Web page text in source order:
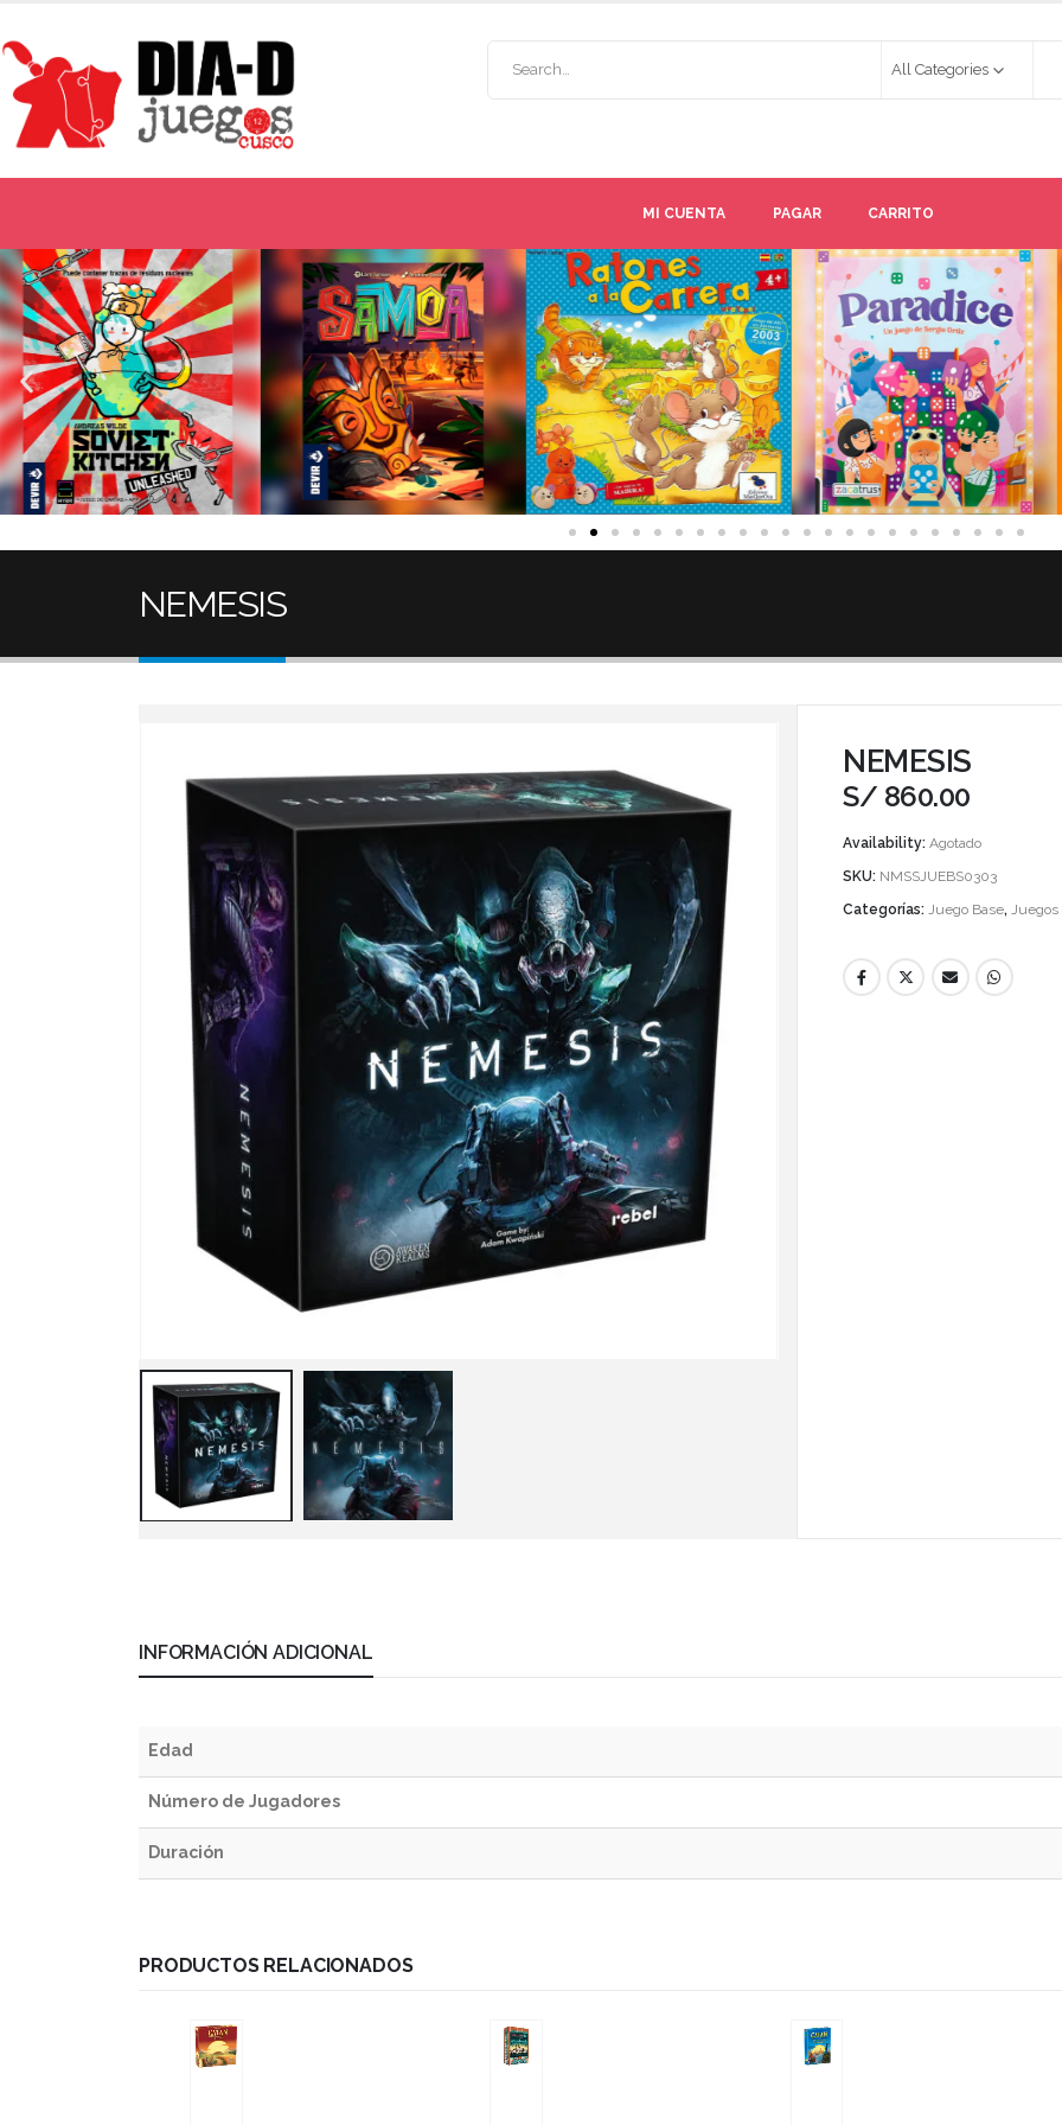
All Categories
MI CUENTA PAGAR CARRITO
NEMESIS
NEMESIS
S/ 860.00
Availability: Agotado
SKU: NMSSJUEBS0303
Categorías: Juego Base,
INFORMACIÓN ADICIONAL
Edad
Número de Jugadores
Duración
PRODUCTOS RELACIONADOS